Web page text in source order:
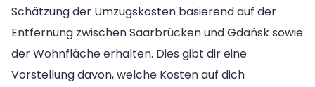
Schätzung der Umzugskosten basierend auf der
Entfernung zwischen Saarbrücken und Gdańsk sowie
der Wohnfläche erhalten. Dies gibt dir eine
Vorstellung davon, welche Kosten auf dich